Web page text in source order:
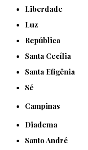
Liberdade
Luz
República
Santa Cecília
Santa Efigênia
Sé
Campinas
Diadema
Santo André